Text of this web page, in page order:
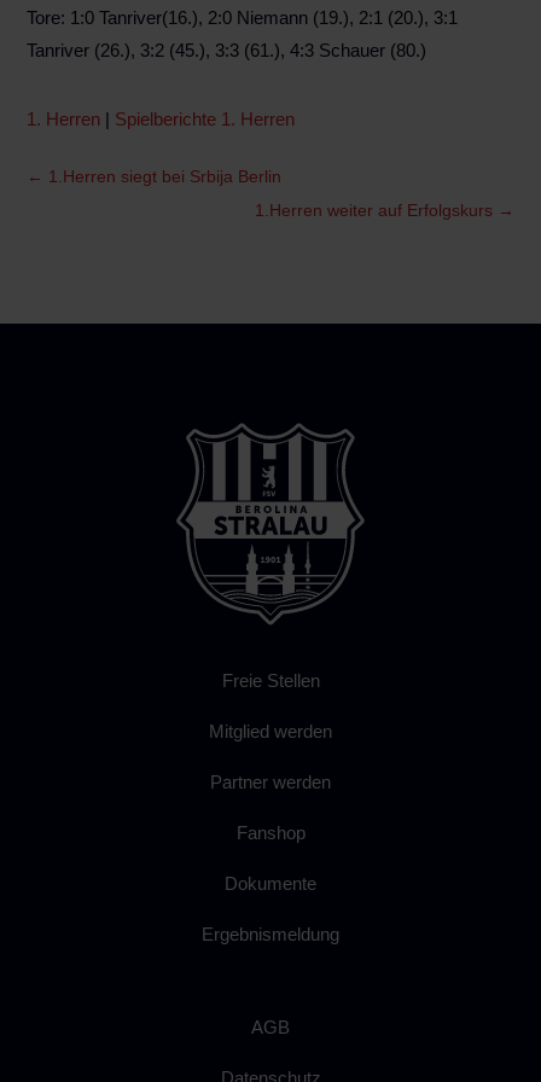
Tore: 1:0 Tanriver(16.), 2:0 Niemann (19.), 2:1 (20.), 3:1
Tanriver (26.), 3:2 (45.), 3:3 (61.), 4:3 Schauer (80.)
1. Herren | Spielberichte 1. Herren
← 1.Herren siegt bei Srbija Berlin
1.Herren weiter auf Erfolgskurs →
Freie Stellen
Mitglied werden
Partner werden
Fanshop
Dokumente
Ergebnismeldung
AGB